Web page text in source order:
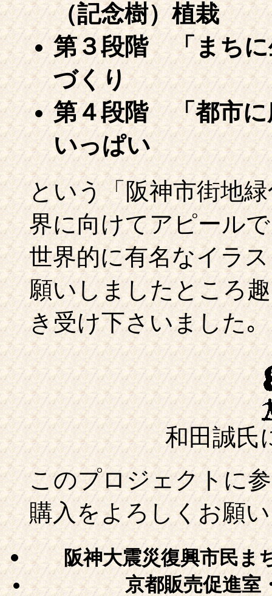
（記念樹）植栽
第３段階 「まち
づくり
第４段階 「都市
いっぱい
という「阪神市街地
界に向けてアピール
世界的に有名なイラ
願いしましたところ
き受け下さいました｡
和田誠氏
このプロジェクトに
購入をよろしくお願
阪神大震災復興市民ま
京都販売促進室